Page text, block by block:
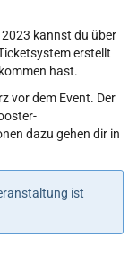
kannst du über
erstellt
hast.
vor dem Event. Der
dazu gehen dir in
ist